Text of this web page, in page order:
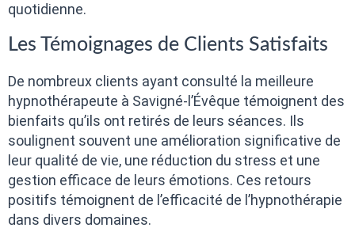
quotidienne.
Les Témoignages de Clients Satisfaits
De nombreux clients ayant consulté la meilleure
hypnothérapeute à Savigné-l’Évêque témoignent des
bienfaits qu’ils ont retirés de leurs séances. Ils
soulignent souvent une amélioration significative de
leur qualité de vie, une réduction du stress et une
gestion efficace de leurs émotions. Ces retours
positifs témoignent de l’efficacité de l’hypnothérapie
dans divers domaines.